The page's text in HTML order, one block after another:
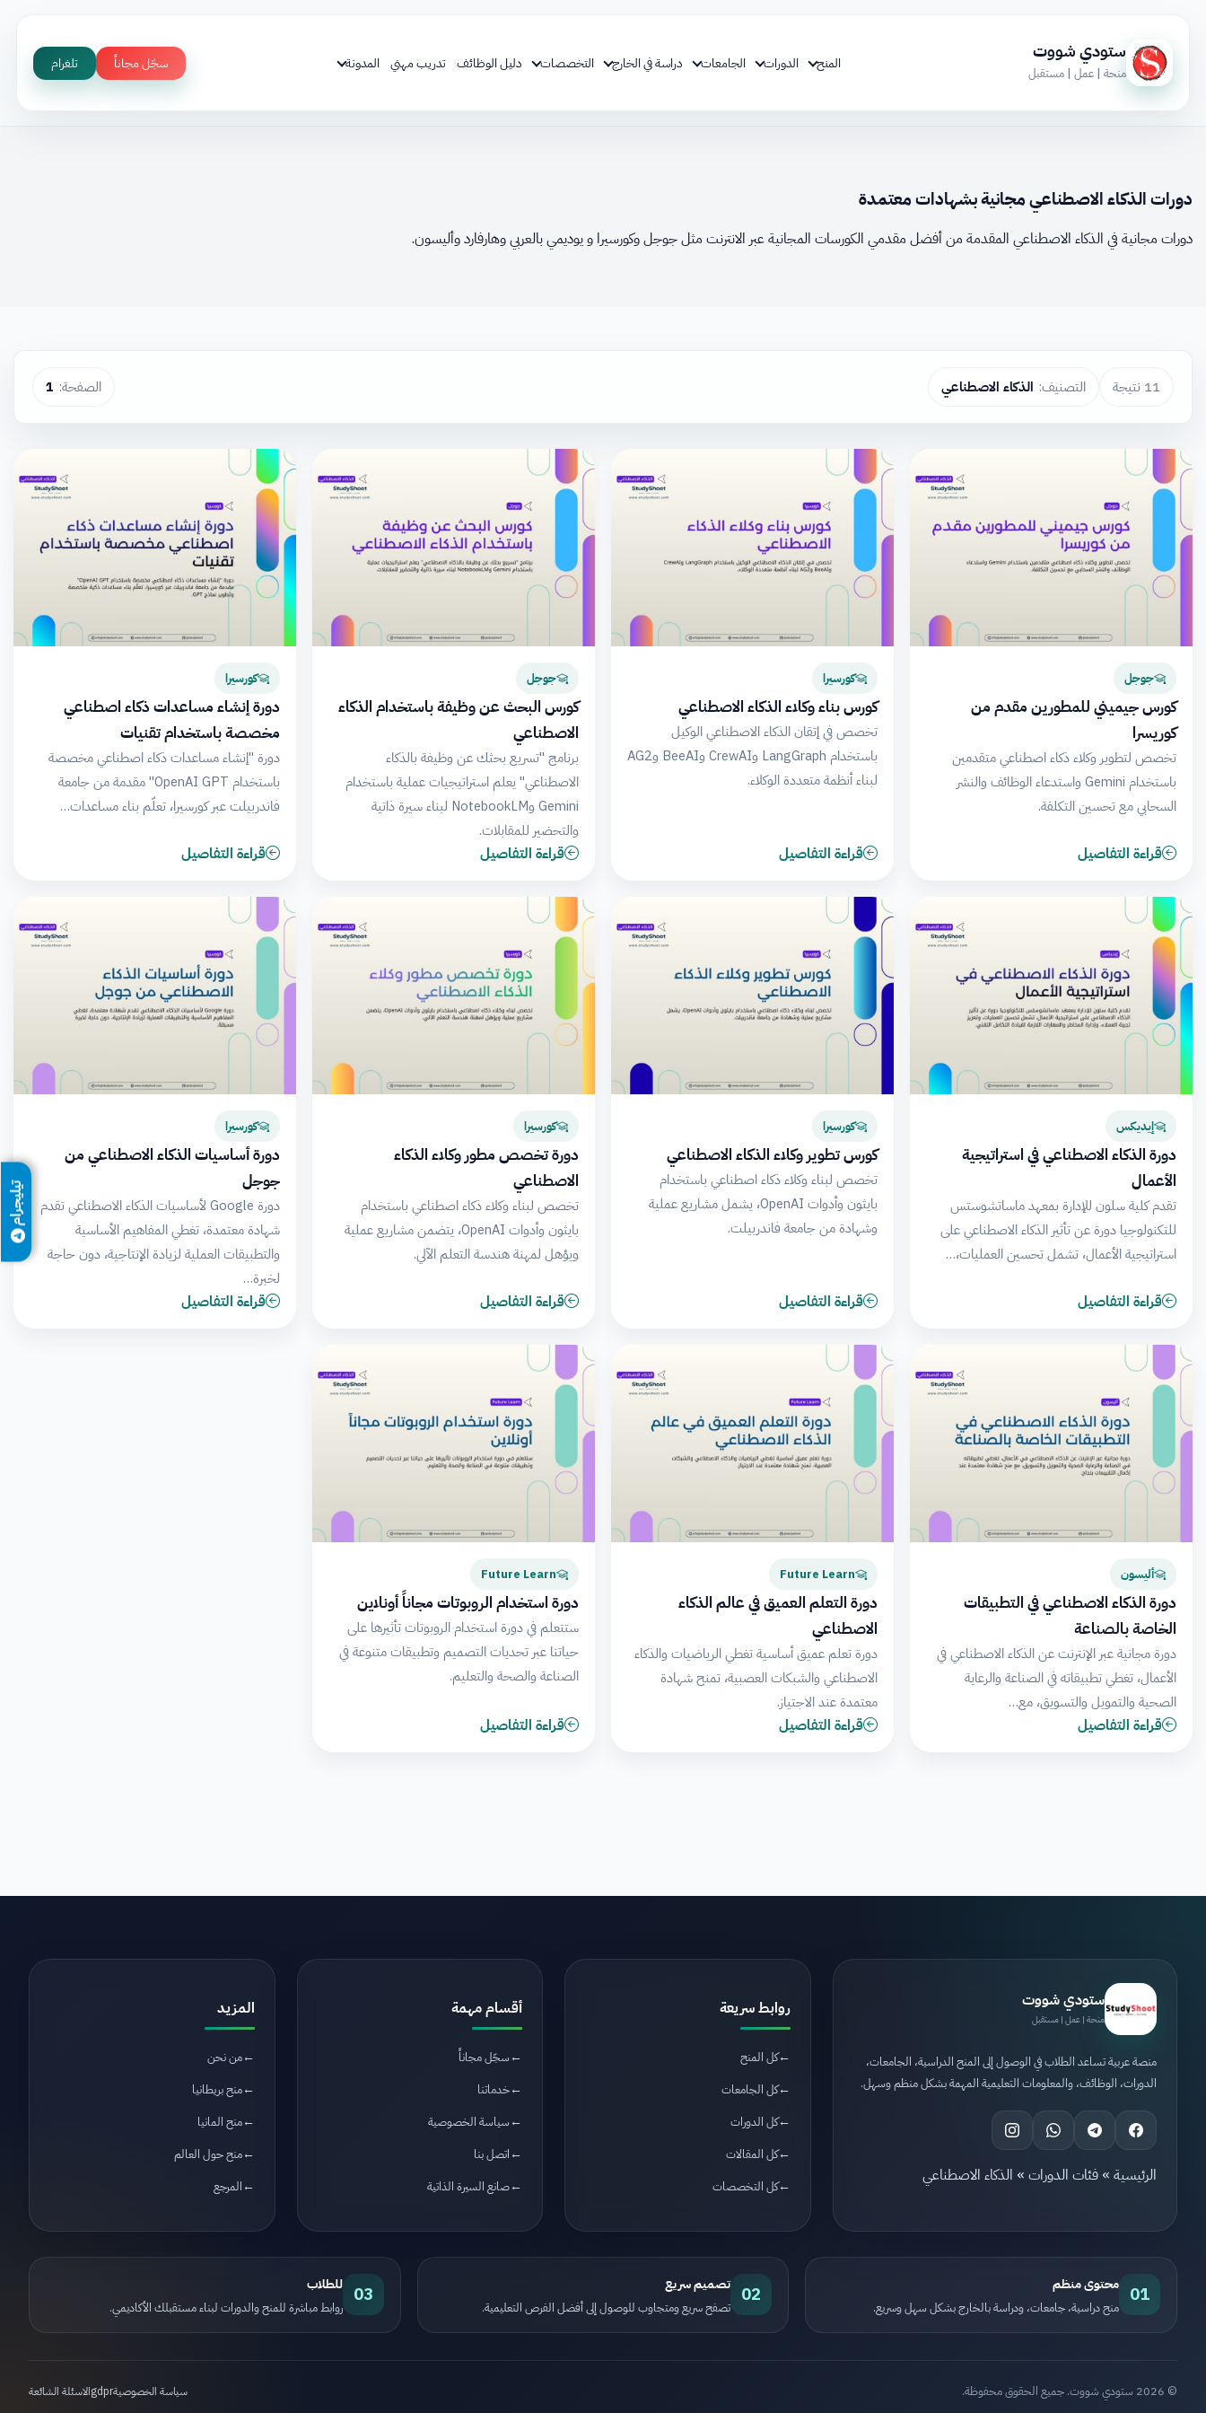
ستودي شووت
منحة | عمل | مستقبل
المنح الدورات الجامعات دراسة في الخارج التخصصات دليل الوظائف تدريب مهني المدونة سجّل مجاناً تلغرام
دورات الذكاء الاصطناعي مجانية بشهادات معتمدة
دورات مجانية في الذكاء الاصطناعي المقدمة من أفضل مقدمي الكورسات المجانية عبر الانترنت مثل جوجل وكورسيرا و يوديمي بالعربي وهارفارد وأليسون.
11 نتيجة التصنيف: الذكاء الاصطناعي الصفحة: 1
جوجل
كورس جيميني للمطورين مقدم من
كوريسرا
تخصص لتطوير وكلاء ذكاء اصطناعي متقدمين
باستخدام Gemini واستدعاء الوظائف والنشر
السحابي مع تحسين التكلفة.
قراءة التفاصيل
كورسيرا
كورس بناء وكلاء الذكاء الاصطناعي
تخصص في إتقان الذكاء الاصطناعي الوكيل
باستخدام LangGraph وCrewAI وBeeAI وAG2
لبناء أنظمة متعددة الوكلاء.
قراءة التفاصيل
جوجل
كورس البحث عن وظيفة باستخدام الذكاء
الاصطناعي
برنامج "تسريع بحثك عن وظيفة بالذكاء
الاصطناعي" يعلم استراتيجيات عملية باستخدام
Gemini وNotebookLM لبناء سيرة ذاتية
والتحضير للمقابلات.
قراءة التفاصيل
كورسيرا
دورة إنشاء مساعدات ذكاء اصطناعي
مخصصة باستخدام تقنيات
دورة "إنشاء مساعدات ذكاء اصطناعي مخصصة
باستخدام OpenAI GPT" مقدمة من جامعة
فاندربيلت عبر كورسيرا، تعلّم بناء مساعدات…
قراءة التفاصيل
إيديكس
دورة الذكاء الاصطناعي في استراتيجية
الأعمال
تقدم كلية سلون للإدارة بمعهد ماساتشوستس
للتكنولوجيا دورة عن تأثير الذكاء الاصطناعي على
استراتيجية الأعمال، تشمل تحسين العمليات،…
قراءة التفاصيل
كورسيرا
كورس تطوير وكلاء الذكاء الاصطناعي
تخصص لبناء وكلاء ذكاء اصطناعي باستخدام
بايثون وأدوات OpenAI، يشمل مشاريع عملية
وشهادة من جامعة فاندربيلت.
قراءة التفاصيل
كورسيرا
دورة تخصص مطور وكلاء الذكاء
الاصطناعي
تخصص لبناء وكلاء ذكاء اصطناعي باستخدام
بايثون وأدوات OpenAI، يتضمن مشاريع عملية
ويؤهل لمهنة هندسة التعلم الآلي.
قراءة التفاصيل
كورسيرا
دورة أساسيات الذكاء الاصطناعي من
جوجل
دورة Google لأساسيات الذكاء الاصطناعي تقدم
شهادة معتمدة، تغطي المفاهيم الأساسية
والتطبيقات العملية لزيادة الإنتاجية، دون حاجة
لخبرة…
قراءة التفاصيل
أليسون
دورة الذكاء الاصطناعي في التطبيقات
الخاصة بالصناعة
دورة مجانية عبر الإنترنت عن الذكاء الاصطناعي في
الأعمال، تغطي تطبيقاته في الصناعة والرعاية
الصحية والتمويل والتسويق، مع…
قراءة التفاصيل
Future Learn
دورة التعلم العميق في عالم الذكاء
الاصطناعي
دورة تعلم عميق أساسية تغطي الرياضيات والذكاء
الاصطناعي والشبكات العصبية، تمنح شهادة
معتمدة عند الاجتياز.
قراءة التفاصيل
Future Learn
دورة استخدام الروبوتات مجاناً أونلاين
ستتعلم في دورة استخدام الروبوتات تأثيرها على
حياتنا عبر تحديات التصميم وتطبيقات متنوعة في
الصناعة والصحة والتعليم.
قراءة التفاصيل
ستودي شووت
منحة | عمل | مستقبل
منصة عربية تساعد الطلاب في الوصول إلى المنح الدراسية، الجامعات،
الدورات، الوظائف، والمعلومات التعليمية المهمة بشكل منظم وسهل.
الرئيسية » فئات الدورات » الذكاء الاصطناعي
روابط سريعة
كل المنح
كل الجامعات
كل الدورات
كل المقالات
كل التخصصات
أقسام مهمة
سجّل مجاناً
خدماتنا
سياسة الخصوصية
اتصل بنا
صانع السيرة الذاتية
المزيد
من نحن
منح بريطانيا
منح المانيا
منح حول العالم
المرجع
01 محتوى منظم
منح دراسية، جامعات، ودراسة بالخارج بشكل سهل وسريع.
02 تصميم سريع
تصفح سريع ومتجاوب للوصول إلى أفضل الفرص التعليمية.
03 للطلاب
روابط مباشرة للمنح والدورات لبناء مستقبلك الأكاديمي.
© 2026 ستودي شووت. جميع الحقوق محفوظة. سياسة الخصوصيةgdprالاسئلة الشائعة
تيليجرام